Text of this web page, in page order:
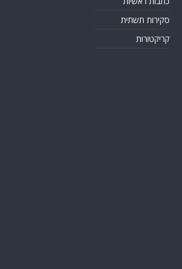
סקירות תשתית
קריקטורות